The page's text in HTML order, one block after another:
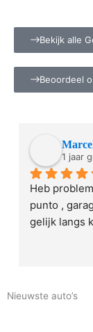
Bekijk alle
Beoordeel
1 jaar
Heb
punto ,
gelijk langs
Nieuwste auto’s